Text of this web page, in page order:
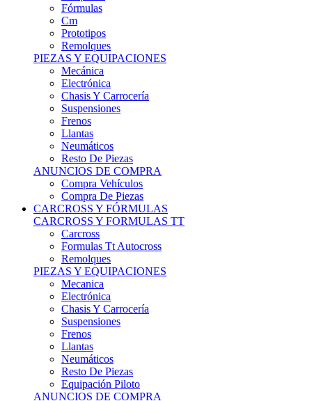
Cm
Prototipos
Remolques
PIEZAS Y EQUIPACIONES
Mecánica
Electrónica
Chasis Y Carrocería
Suspensiones
Frenos
Llantas
Neumáticos
Resto De Piezas
ANUNCIOS DE COMPRA
Compra Vehículos
Compra De Piezas
CARCROSS Y FÓRMULAS
CARCROSS Y FORMULAS TT
Carcross
Formulas Tt Autocross
Remolques
PIEZAS Y EQUIPACIONES
Mecanica
Electrónica
Chasis Y Carrocería
Suspensiones
Frenos
Llantas
Neumáticos
Resto De Piezas
Equipación Piloto
ANUNCIOS DE COMPRA
Compra De Cc Y Tt